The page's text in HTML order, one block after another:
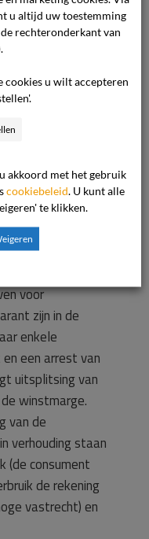
[naam
overwogen.
voor
zijn in de
enkele
een arrest van
uitsplitsing van
winstmarge.
van de
verhouding staan
(de consument
de rekening
vastrecht) en
u altijd uw toestemming
rechteronderkant van
cookies u wilt accepteren
akkoord met het gebruik
cookiebeleid . U kunt alle
te klikken.